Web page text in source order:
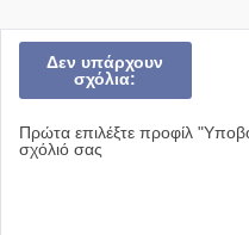
Δεν υπάρχουν
σχόλια:
Πρώτα επιλέξτε προφίλ
σχόλιό σας